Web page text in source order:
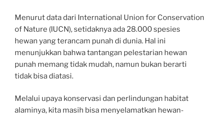
Menurut data dari International Union for Conservation
of Nature (IUCN), setidaknya ada 28.000 spesies
hewan yang terancam punah di dunia. Hal ini
menunjukkan bahwa tantangan pelestarian hewan
punah memang tidak mudah, namun bukan berarti
tidak bisa diatasi.
Melalui upaya konservasi dan perlindungan habitat
alaminya, kita masih bisa menyelamatkan hewan-